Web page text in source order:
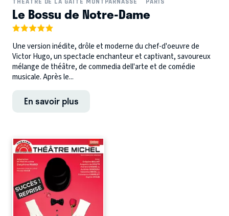
Le Bossu de Notre-Dame
Une version inédite, drôle et moderne du chef-d'oeuvre de
Victor Hugo, un spectacle enchanteur et captivant, savoureux
mélange de théâtre, de commedia dell'arte et de comédie
musicale. Après le...
En savoir plus